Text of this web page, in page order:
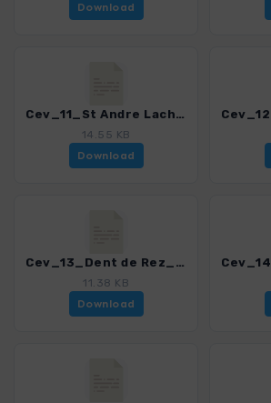
Download
Cev_11_St Andre Lachamp_4323_4.gpx
14.55 KB
Download
Cev_13_Dent de Rez_4323_4.gpx
11.38 KB
Download